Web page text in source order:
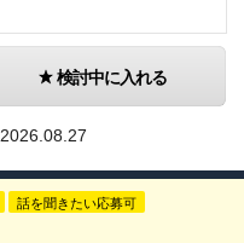
検討中に入れる
2026.08.27
話を聞きたい応募可